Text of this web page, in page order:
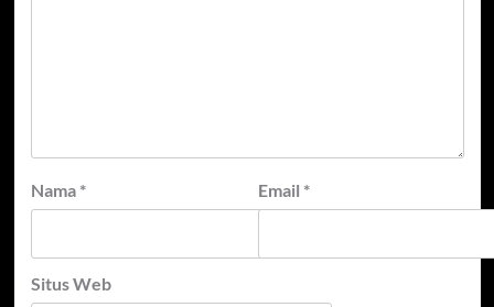
Nama * Email *
Situs Web